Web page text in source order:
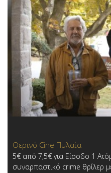
Θερινό Cine Πυλαία
5€ από 7,5€ για Είσοδο 1
συναρπαστικό crime θρίλερ